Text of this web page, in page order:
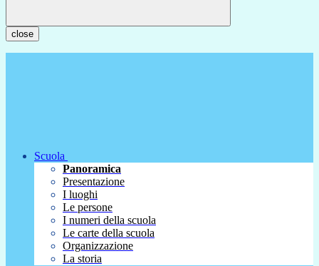
close
Scuola
Panoramica
Presentazione
I luoghi
Le persone
I numeri della scuola
Le carte della scuola
Organizzazione
La storia